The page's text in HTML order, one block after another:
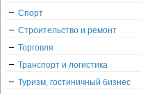
Спорт
Строительство и ремонт
Торговля
Транспорт и логистика
Туризм, гостиничный бизнес